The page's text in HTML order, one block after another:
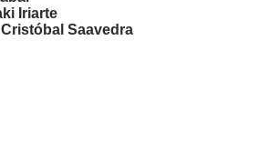
Iriarte
Saavedra